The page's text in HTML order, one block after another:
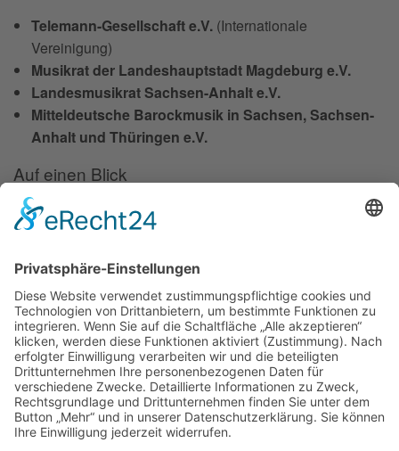
Telemann-Gesellschaft e.V. (Internationale
Vereinigung)
Musikrat der Landeshauptstadt Magdeburg e.V.
Landesmusikrat Sachsen-Anhalt e.V.
Mitteldeutsche Barockmusik in Sachsen, Sachsen-
Anhalt und Thüringen e.V.
Auf einen Blick
Forschung
Musikalien-Leihmaterial
Publikationen
Links
Aktuelles
06.02.25
Neuer Telemann-Konferenzbericht erschienen
11.12.24
Prof. Dr. Wolfgang Hirschmann erhält den Georg-Philipp-